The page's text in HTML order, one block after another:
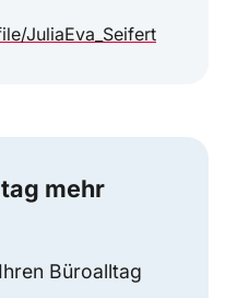
JuliaEva_Seifert
mehr
Büroalltag